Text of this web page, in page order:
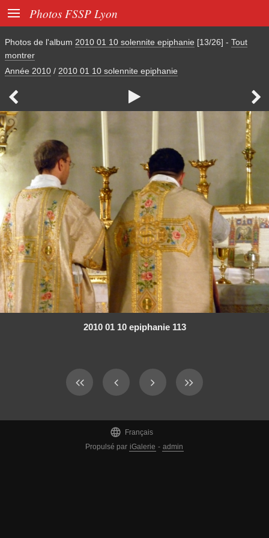
 Photos FSSP Lyon
Photos de l'album 2010 01 10 solennite epiphanie [13/26] - Tout
montrer
Année 2010 / 2010 01 10 solennite epiphanie
  
2010 01 10 epiphanie 113

Français
Propulsé par iGalerie - admin